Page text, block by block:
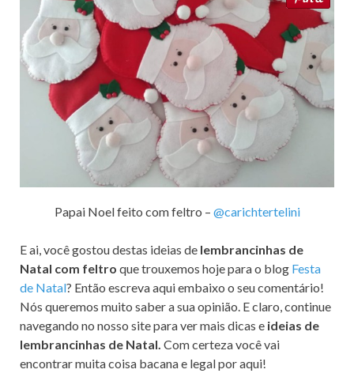
Papai Noel feito com feltro – @carichtertelini
E ai, você gostou destas ideias de lembrancinhas de
Natal com feltro que trouxemos hoje para o blog Festa
de Natal? Então escreva aqui embaixo o seu comentário!
Nós queremos muito saber a sua opinião. E claro, continue
navegando no nosso site para ver mais dicas e ideias de
lembrancinhas de Natal. Com certeza você vai
encontrar muita coisa bacana e legal por aqui!